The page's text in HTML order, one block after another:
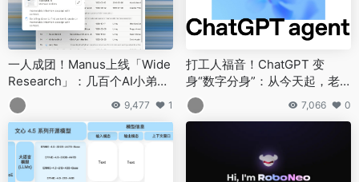
一人成团！Manus上线「Wide
Research」：几百个AI小弟同
时开工，老板只需喊口号
9,477 1
打工人福音！ChatGPT 变
身“数字分身”：从今天起，老
板喊你干活，你先让 Agent 上
号
7,066 0